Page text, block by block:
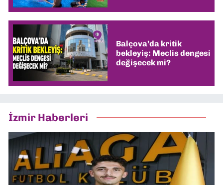
Balçova’da kritik
bekleyiş: Meclis dengesi
değişecek mi?
İzmir Haberleri